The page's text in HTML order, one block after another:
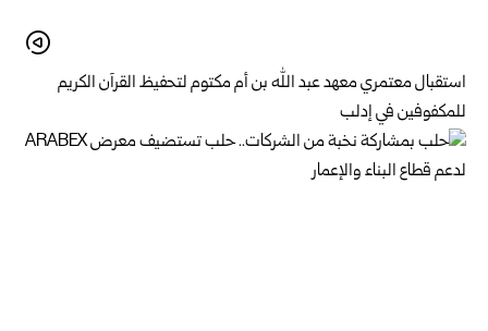
استقبال معتمري معهد عبد الله بن أم مكتوم لتحفيظ القرآن الكريم
للمكفوفين في إدلب